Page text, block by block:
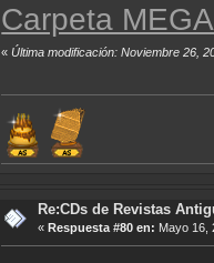
Carpeta
«Última modificación: Noviembre 26,
Re:CDs de Revistas
« Respuesta #80 en: Mayo 16,